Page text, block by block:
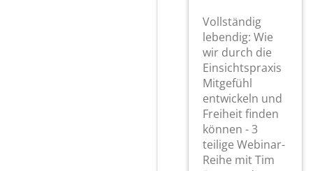
Vollständig
lebendig: Wie
wir durch die
Einsichtspraxis
Mitgefühl
entwickeln und
Freiheit finden
können - 3
teilige Webinar-
Reihe mit Tim